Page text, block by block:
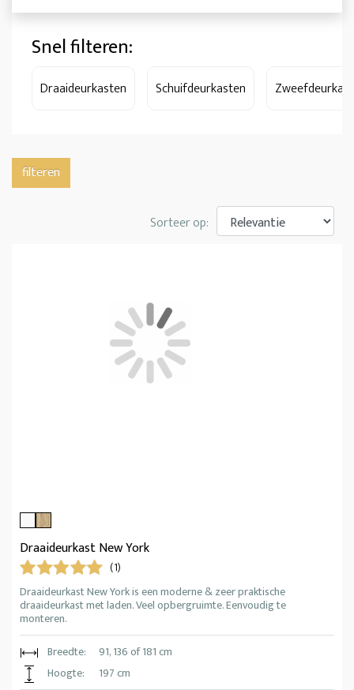
Snel filteren:
Draaideurkasten Schuifdeurkasten
filteren
Sorteer op:
Draaideurkast New York
(1)
Draaideurkast New York is een moderne & zeer praktische
draaideurkast met laden. Veel opbergruimte. Eenvoudig te
monteren.
Breedte:
91, 136 of 181 cm
Hoogte:
197 cm